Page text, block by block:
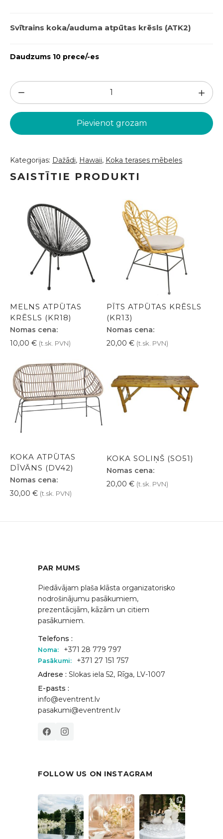
Svītrains koka/auduma atpūtas krēsls (ATK2)
Daudzums 10 prece/-es
Dzeltens/balts
svītrains
atpūtas
krēsls
daudzums
Pievienot grozam
Kategorijas: Dažādi, Hawaii, Koka terases mēbeles
SAISTĪTIE PRODUKTI
MELNS ATPŪTAS
KRĒSLS (KR18)
Nomas cena:
10,00 € (t.sk. PVN)
PĪTS ATPŪTAS KRĒSLS
(KR13)
Nomas cena:
20,00 € (t.sk. PVN)
KOKA ATPŪTAS
DĪVĀNS (DV42)
Nomas cena:
30,00 € (t.sk. PVN)
KOKA SOLIŅŠ (SO51)
Nomas cena:
20,00 € (t.sk. PVN)
PAR MUMS
Piedāvājam plaša klāsta organizatorisko
nodrošinājumu pasākumiem,
prezentācijām, kāzām un citiem
pasākumiem.
Telefons :
Noma: +371 28 779 797
Pasākumi:
+371 27 151 757
Adrese : Slokas iela 52, Rīga, LV-1007
E-pasts :
info@eventrent.lv
pasakumi@eventrent.lv
FOLLOW US ON INSTAGRAM